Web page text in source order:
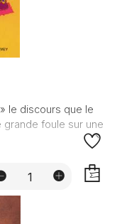
le discours que le
grande foule sur une